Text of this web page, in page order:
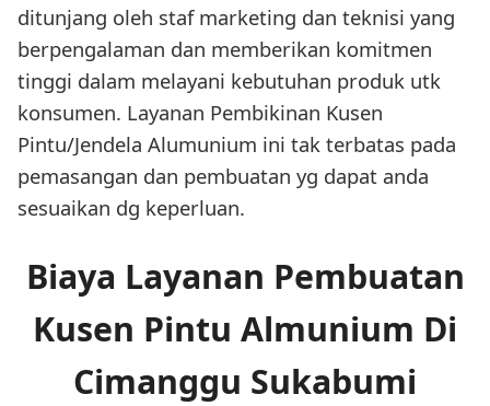
ditunjang oleh staf marketing dan teknisi yang
berpengalaman dan memberikan komitmen
tinggi dalam melayani kebutuhan produk utk
konsumen. Layanan Pembikinan Kusen
Pintu/Jendela Alumunium ini tak terbatas pada
pemasangan dan pembuatan yg dapat anda
sesuaikan dg keperluan.
Biaya Layanan Pembuatan
Kusen Pintu Almunium Di
Cimanggu Sukabumi